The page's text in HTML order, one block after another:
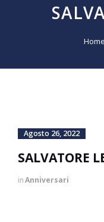
Home
Agosto 26, 2022
SALVATORE
inAnniversari